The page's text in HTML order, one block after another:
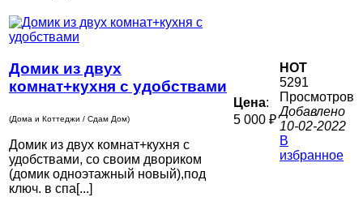
Домик из двух
комнат+кухня с удобствами
(Дома и Коттеджи / Сдам Дом)
Домик из двух комнат+кухня с
удобствами, со своим двориком
(домик одноэтажный новый),под
ключ. в спа[...]
Цена:
5 000 ₽
HOT
5291
Просмотров
Добавлено
10-02-2022
В
избранное